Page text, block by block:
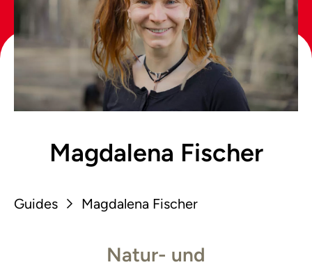
Magdalena Fischer
Guides Magdalena Fischer
Natur- und